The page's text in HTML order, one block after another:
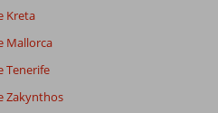
Kreta
Mallorca
Tenerife
Zakynthos